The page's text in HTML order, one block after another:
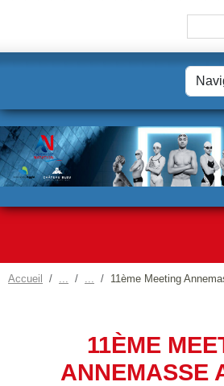
Accueil 11ème Meeting
11ÈME
ANNEMASSE